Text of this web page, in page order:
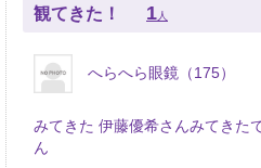
観てきた！ 1 人
へらへら眼鏡（175）
みてきた 伊藤優希さんみてきた
ん